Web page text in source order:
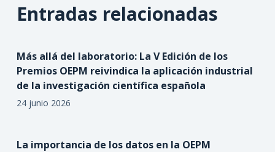
Entradas relacionadas
Más allá del laboratorio: La V Edición de los
Premios OEPM reivindica la aplicación industrial
de la investigación científica española
24 junio 2026
La importancia de los datos en la OEPM